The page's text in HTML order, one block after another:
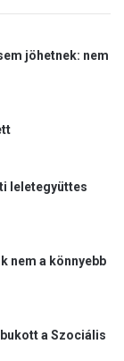
jöhetnek: nem
leletegyüttes
nem a könnyebb
a Szociális